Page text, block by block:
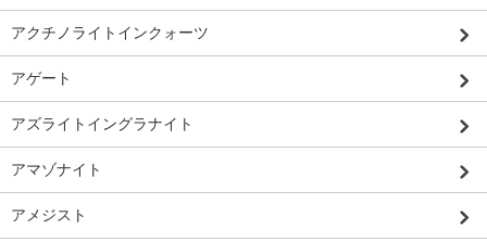
アクチノライトインクォーツ
アゲート
アズライトイングラナイト
アマゾナイト
アメジスト